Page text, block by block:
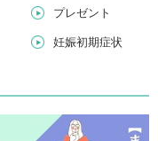
プレゼント
妊娠初期症状